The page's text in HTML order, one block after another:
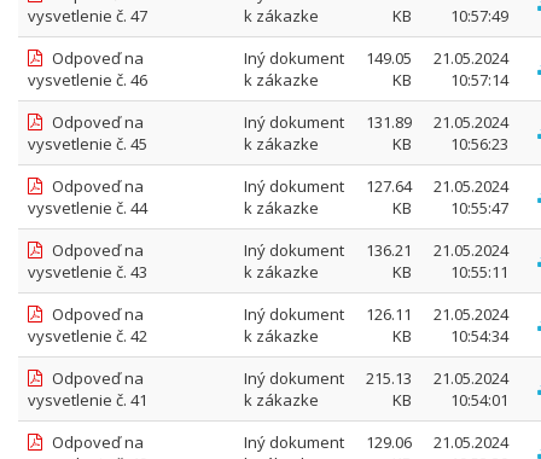
vysvetlenie č. 47
k zákazke
KB
10:57:49
Odpoveď na
vysvetlenie č. 46
Iný dokument
k zákazke
149.05
KB
21.05.2024
10:57:14
Odpoveď na
vysvetlenie č. 45
Iný dokument
k zákazke
131.89
KB
21.05.2024
10:56:23
Odpoveď na
vysvetlenie č. 44
Iný dokument
k zákazke
127.64
KB
21.05.2024
10:55:47
Odpoveď na
vysvetlenie č. 43
Iný dokument
k zákazke
136.21
KB
21.05.2024
10:55:11
Odpoveď na
vysvetlenie č. 42
Iný dokument
k zákazke
126.11
KB
21.05.2024
10:54:34
Odpoveď na
vysvetlenie č. 41
Iný dokument
k zákazke
215.13
KB
21.05.2024
10:54:01
Odpoveď na
Iný dokument
129.06
21.05.2024